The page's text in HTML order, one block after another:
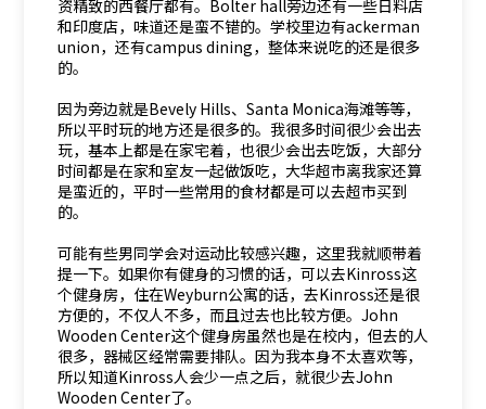
资精致的西餐厅都有。Bolter hall旁边还有一些日料店
和印度店，味道还是蛮不错的。学校里边有ackerman
union，还有campus dining，整体来说吃的还是很多
的。
因为旁边就是Bevely Hills、Santa Monica海滩等等，
所以平时玩的地方还是很多的。我很多时间很少会出去
玩，基本上都是在家宅着，也很少会出去吃饭，大部分
时间都是在家和室友一起做饭吃，大华超市离我家还算
是蛮近的，平时一些常用的食材都是可以去超市买到
的。
可能有些男同学会对运动比较感兴趣，这里我就顺带着
提一下。如果你有健身的习惯的话，可以去Kinross这
个健身房，住在Weyburn公寓的话，去Kinross还是很
方便的，不仅人不多，而且过去也比较方便。John
Wooden Center这个健身房虽然也是在校内，但去的人
很多，器械区经常需要排队。因为我本身不太喜欢等，
所以知道Kinross人会少一点之后，就很少去John
Wooden Center了。